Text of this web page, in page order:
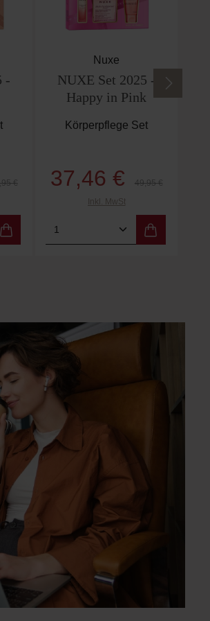
zu erhöhen oder zu
um die Anzahl zu
die Schaltflächen
Wert ein oder
-
Preis:
€
Gib den gewünschten
Nuxe
NUXE Set 2025 -
Happy in Pink
Körperpflege Set
Verkaufspreis:
37,46 € Regulärer Preis:
49,95 €
Inkl. MwSt
Produkt Anzahl: Gib